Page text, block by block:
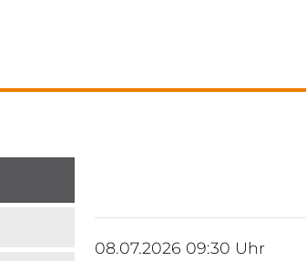
08.07.2026 09:30 Uhr